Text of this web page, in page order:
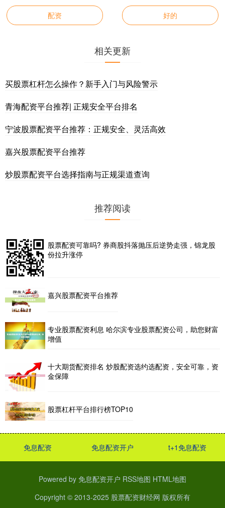
配资 好的
相关更新
买股票杠杆怎么操作？新手入门与风险警示
青海配资平台推荐| 正规安全平台排名
宁波股票配资平台推荐：正规安全、灵活高效
嘉兴股票配资平台推荐
炒股票配资平台选择指南与正规渠道查询
推荐阅读
股票配资可靠吗? 券商股抖落抛压后逆势走强，锦龙股
份拉升涨停
嘉兴股票配资平台推荐
专业股票配资利息 哈尔滨专业股票配资公司，助您财富
增值
十大期货配资排名 炒股配资选约选配资，安全可靠，资
金保障
股票杠杆平台排行榜TOP10
免息配资 免息配资开户 t+1免息配资
Powered by 免息配资开户 RSS地图 HTML地图
Copyright © 2013-2025 股票配资财经网 版权所有